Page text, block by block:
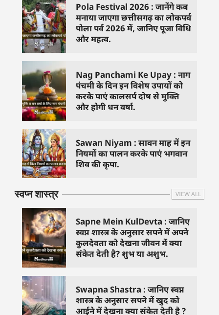
Pola Festival 2026 : जानेंगे कब
मनाया जाएगा छत्तीसगढ़ का लोकपर्व
पोला पर्व 2026 में, जानिए पूजा विधि
और महत्व.
Nag Panchami Ke Upay : नाग
पंचमी के दिन इन विशेष उपायों को
करके पाएं कालसर्प दोष से मुक्ति
और होगी धन वर्षा.
Sawan Niyam : सावन माह में इन
नियमों का पालन करके पाएं भगवान
शिव की कृपा.
स्वप्न शास्त्र VIEW ALL
Sapne Mein KulDevta : जानिए
स्वप्न शास्त्र के अनुसार सपने में अपने
कुलदेवता को देखना जीवन में क्या
संकेत देती है? शुभ या अशुभ.
Swapna Shastra : जानिए स्वप्न
शास्त्र के अनुसार सपने में खुद को
आईने में देखना क्या संकेत देती है ?